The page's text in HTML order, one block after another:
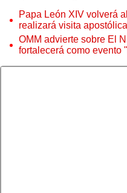
Papa León XIV volverá
realizará visita
OMM advierte sobre El
fortalecerá como evento